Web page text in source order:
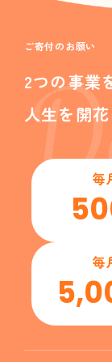
ご寄付のお願い
2つの事業
人生を開
毎
毎